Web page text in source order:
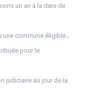
un an à la date de
une commune éligible ;
pour le
judiciaire au jour de la